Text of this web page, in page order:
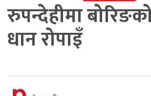
रुपन्देहीमा
धान रोपाइँ